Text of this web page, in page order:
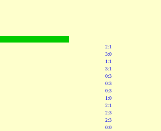
2:1
3:0
1:1
3:1
0:3
0:3
0:3
1:0
2:1
2:3
2:3
0:0